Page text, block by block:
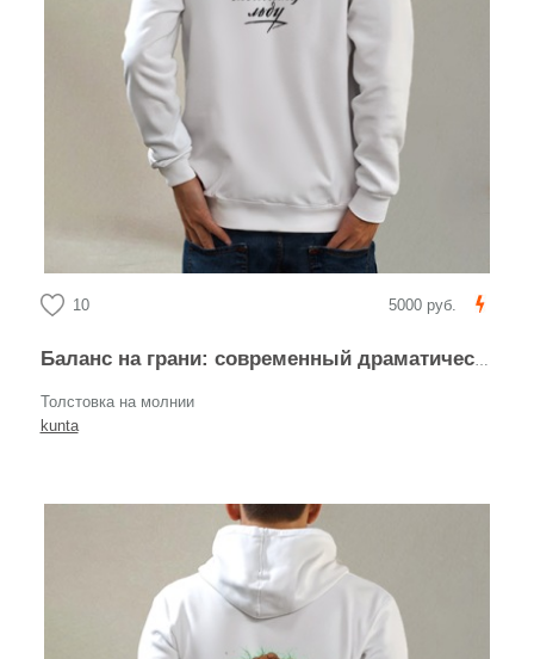
10 5000 руб.
Баланс на грани: современный драматический леттеринг
Толстовка на молнии
kunta